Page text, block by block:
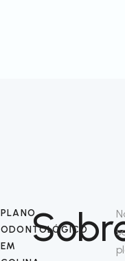
PLANO
ODONTOLÓGICO
EM